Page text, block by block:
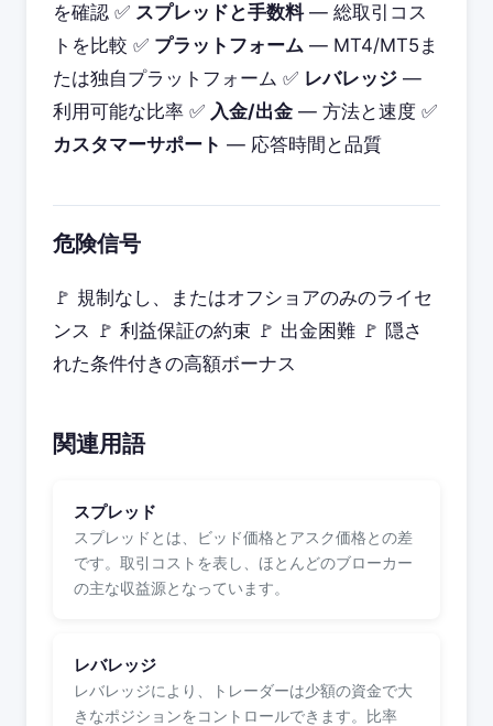
を確認 ✅ スプレッドと手数料— 総取引コス
トを比較 ✅ プラットフォーム — MT4/MT5ま
たは独自プラットフォーム ✅ レバレッジ —
利用可能な比率 ✅ 入金/出金 — 方法と速度 ✅
カスタマーサポート — 応答時間と品質
危険信号
🚩 規制なし、またはオフショアのみのライセ
ンス 🚩 利益保証の約束 🚩 出金困難 🚩 隠さ
れた条件付きの高額ボーナス
関連用語
スプレッド
スプレッドとは、ビッド価格とアスク価格との差
です。取引コストを表し、ほとんどのブローカー
の主な収益源となっています。
レバレッジ
レバレッジにより、トレーダーは少額の資金で大
きなポジションをコントロールできます。比率